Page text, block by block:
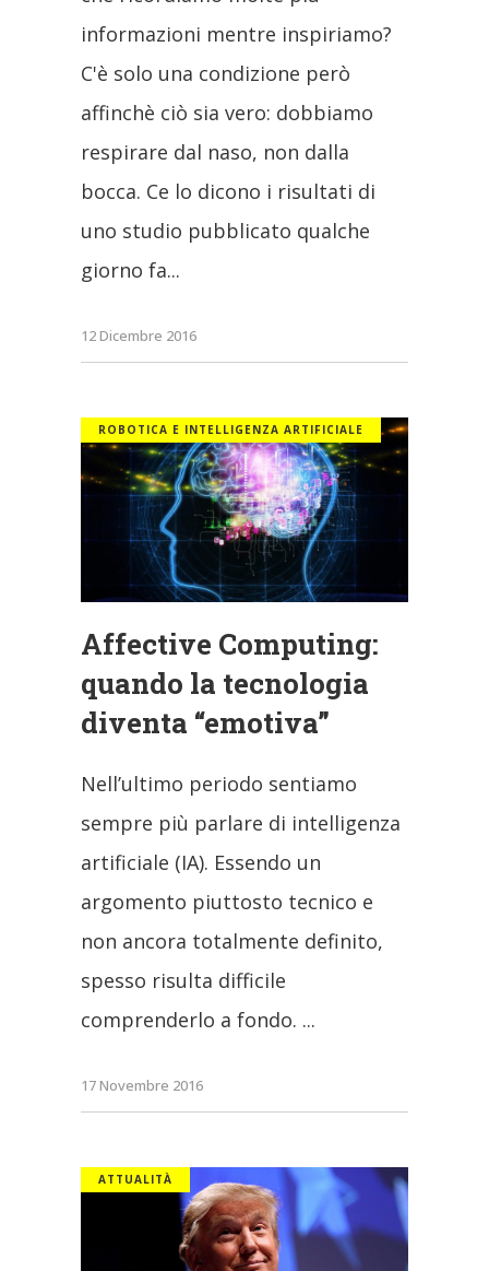
informazioni mentre inspiriamo?
C'è solo una condizione però
affinchè ciò sia vero: dobbiamo
respirare dal naso, non dalla
bocca. Ce lo dicono i risultati di
uno studio pubblicato qualche
giorno fa
12 Dicembre 2016
ROBOTICA E INTELLIGENZA ARTIFICIALE
Affective Computing:
quando la tecnologia
diventa “emotiva”
Nell’ultimo periodo sentiamo
sempre più parlare di intelligenza
artificiale (IA). Essendo un
argomento piuttosto tecnico e
non ancora totalmente definito,
spesso risulta difficile
comprenderlo a fondo.
17 Novembre 2016
ATTUALITÀ